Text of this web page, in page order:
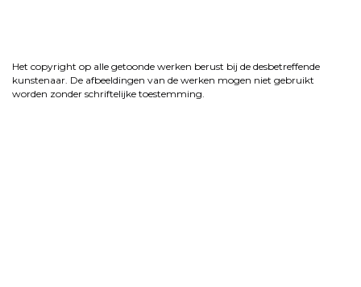
Het copyright op alle getoonde werken berust bij de desbetreffende
kunstenaar. De afbeeldingen van de werken mogen niet gebruikt
worden zonder schriftelijke toestemming.